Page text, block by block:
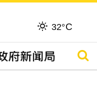
32°C
搜寻